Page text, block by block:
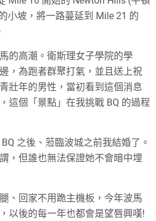
小坡，將一路蔓延到 Mile 21 的
的高潮。衛斯理女子學院的學
，為跑者群聚打氣，並且送上祝
壯年的男性，當初看到這個消息
這個「景點」在我挑戰 BQ 的過程
之後、蒞臨波城之前我結婚了。
，但誰也無法保證她不會暗中埋
、回家不用跪主機板，今年波馬
以後的每一年也都會是望唇興嘆!